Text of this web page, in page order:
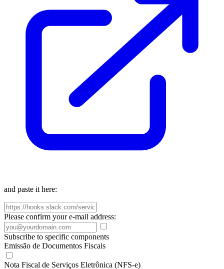
and paste it here:
Please confirm your e-mail address:
Subscribe to specific components
Emissão de Documentos Fiscais
Nota Fiscal de Serviços Eletrônica (NFS-e)